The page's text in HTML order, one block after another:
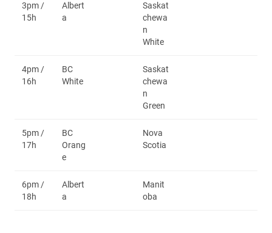
3pm /
15h
Albert
a
Saskat
chewa
n
White
4pm /
16h
BC
White
Saskat
chewa
n
Green
5pm /
17h
BC
Orang
e
Nova
Scotia
6pm /
18h
Albert
a
Manit
oba